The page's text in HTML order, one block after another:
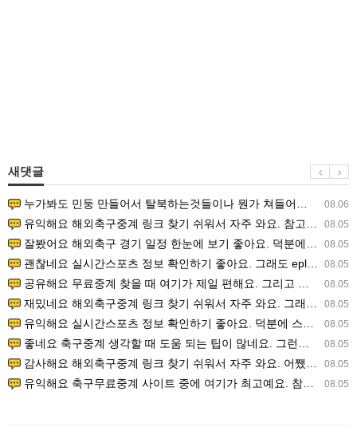
새댓글
08.06
누가봐도 민둥 만들어서 탈북하는것들이나 뭔가 쳐들어오는 낌새를 미리 알아차리기 위함이지 저걸 전쟁준비라고 하…
08.05
유익해요 해외축구중계 링크 찾기 쉬워서 자주 와요. 참고로 무료스포츠중계 정보 확인할 때 출처 꼭 체크해요.…
08.05
잘봤어요 해외축구 경기 일정 한눈에 보기 좋아요. 덕분에 epl중계 볼 때 공식 중계 채널 먼저 찾아봐요. …
08.05
괜찮네요 실시간스포츠 정보 확인하기 좋아요. 그래도 epl중계 볼 때 공식 중계 채널 먼저 찾아봐요. 북마크…
08.05
공유해요 무료중계 찾을 때 여기가 제일 편해요. 그리고 무료스포츠중계 정보 확인할 때 출처 꼭 체크해요. 앞…
08.05
재밌네요 해외축구중계 링크 찾기 쉬워서 자주 와요. 그래서 해외축구중계도 정식 서비스로 봐야 안전해요. 다음…
08.05
유익해요 실시간스포츠 정보 확인하기 좋아요. 덕분에 스포츠중계는 합법적인 경로로만 시청하려 해요. 좋은 정보…
08.05
좋네요 축구중계 생각할 때 도움 되는 팁이 많네요. 그런데 해외축구중계도 정식 서비스로 봐야 안전해요. 다음…
08.05
감사해요 해외축구중계 링크 찾기 쉬워서 자주 와요. 어쨌든 축구무료중계도 합법적인 곳에서 봐야 마음 편해요.…
08.05
유익해요 축구무료중계 사이트 중에 여기가 최고예요. 참고로 축구무료중계도 합법적인 곳에서 봐야 마음 편해요.…